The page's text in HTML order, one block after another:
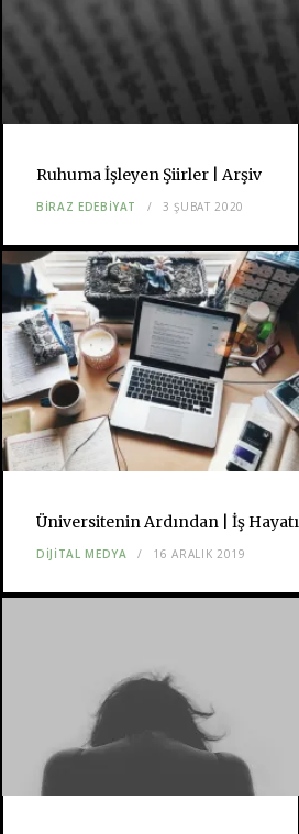
Ruhuma İşleyen Şiirler | Arşiv
BIRAZ EDEBIYAT 3 ŞUBAT 2020
Üniversitenin Ardından | İş Hayatı
DIJITAL MEDYA 16 ARALIK 2019